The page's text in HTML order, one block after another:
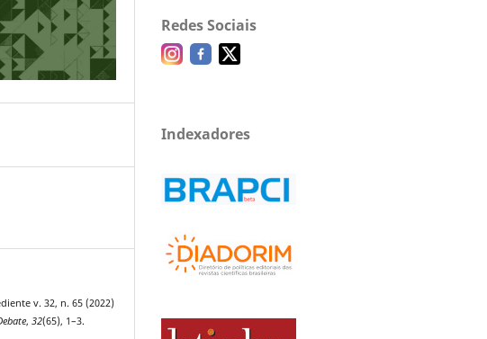
v. 32, n. 65 (2022)
,32(65), 1–3.
Redes Sociais
Indexadores